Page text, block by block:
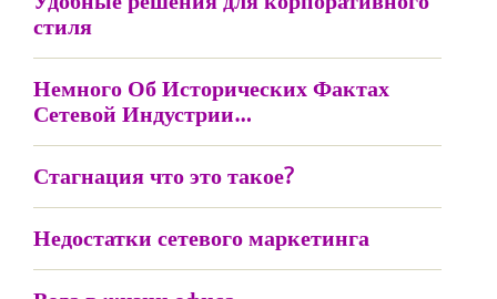
стиля
Немного Об Исторических Фактах
Сетевой Индустрии…
Стагнация что это такое?
Недостатки сетевого маркетинга